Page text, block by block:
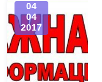
04
04
2017